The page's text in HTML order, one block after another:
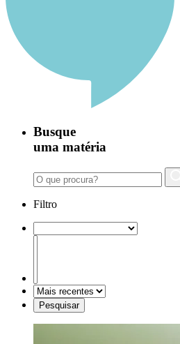
Busque
uma matéria
Filtro
Pesquisar